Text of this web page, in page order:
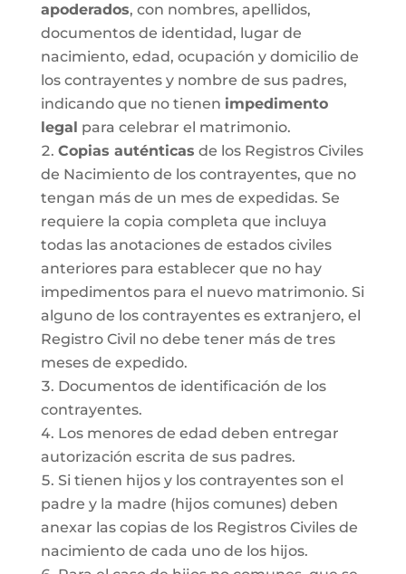
apoderados, con nombres, apellidos,
documentos de identidad, lugar de
nacimiento, edad, ocupación y domicilio de
los contrayentes y nombre de sus padres,
indicando que no tienen impedimento
legal para celebrar el matrimonio.
Copias auténticas de los Registros Civiles
de Nacimiento de los contrayentes, que no
tengan más de un mes de expedidas. Se
requiere la copia completa que incluya
todas las anotaciones de estados civiles
anteriores para establecer que no hay
impedimentos para el nuevo matrimonio. Si
alguno de los contrayentes es extranjero, el
Registro Civil no debe tener más de tres
meses de expedido.
Documentos de identificación de los
contrayentes.
Los menores de edad deben entregar
autorización escrita de sus padres.
Si tienen hijos y los contrayentes son el
padre y la madre (hijos comunes) deben
anexar las copias de los Registros Civiles de
nacimiento de cada uno de los hijos.